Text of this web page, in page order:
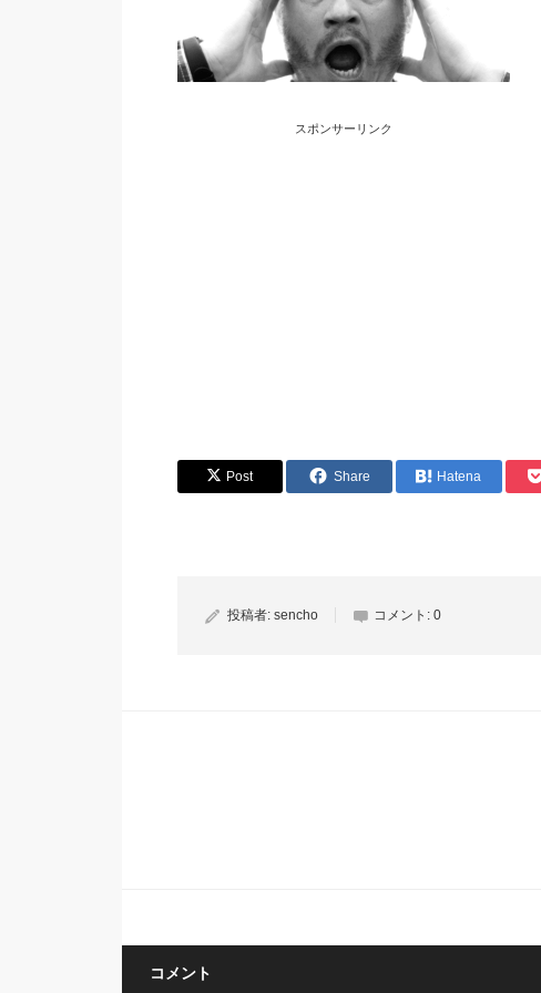
スポンサーリンク
Post Share Hatena
投稿者: sencho コメント: 0
コメント